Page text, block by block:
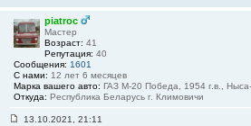
piatroc
Мастер
Возраст: 41
Репутация: 40
Сообщения: 1601
С нами: 12 лет 6 месяцев
Марка вашего авто: ГАЗ М-20 Победа, 1954 г.в., Ныса-
Откуда: Республика Беларусь г. Климовичи
13.10.2021, 21:11